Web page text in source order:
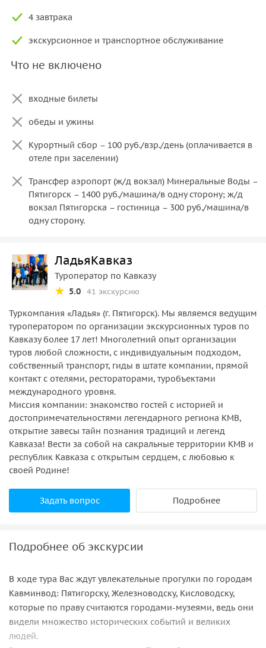
4 завтрака
экскурсионное и транспортное обслуживание
Что не включено
входные билеты
обеды и ужины
Курортный сбор – 100 руб./взр./день (оплачивается в
отеле при заселении)
Трансфер аэропорт (ж/д вокзал) Минеральные Воды –
Пятигорск – 1400 руб./машина/в одну сторону; ж/д
вокзал Пятигорска – гостиница – 300 руб./машина/в
одну сторону.
ЛадьяКавказ
Туроператор по Кавказу
5.0 41 экскурсию
Туркомпания «Ладья» (г. Пятигорск). Мы являемся ведущим
туроператором по организации экскурсионных туров по
Кавказу более 17 лет! Многолетний опыт организации
туров любой сложности, с индивидуальным подходом,
собственный транспорт, гиды в штате компании, прямой
контакт с отелями, рестораторами, туробъектами
международного уровня.
Миссия компании: знакомство гостей с историей и
достопримечательностями легендарного региона КМВ,
открытие завесы тайн познания традиций и легенд
Кавказа! Вести за собой на сакральные территории КМВ и
республик Кавказа с открытым сердцем, с любовью к
своей Родине!
Задать вопрос Подробнее
Подробнее об экскурсии
В ходе тура Вас ждут увлекательные прогулки по городам
Кавминвод: Пятигорску, Железноводску, Кисловодску,
которые по праву считаются городами-музеями, ведь они
видели множество исторических событий и великих
людей.